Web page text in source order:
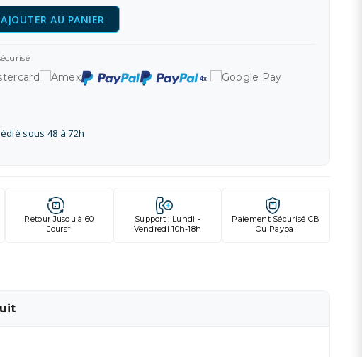
AJOUTER AU PANIER
sous 48 à 72h
Retour Jusqu'à 60
Jours*
Support : Lundi -
Vendredi 10h-18h
Paiement Sécurisé CB
Ou Paypal